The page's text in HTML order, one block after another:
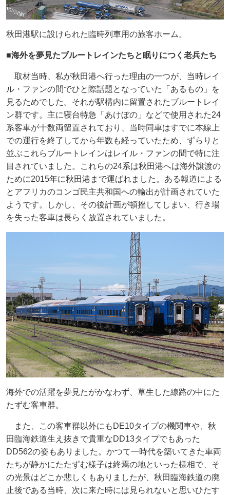
秋田港駅に設けられた臨時列車用の旅客ホーム。
■海外を夢見たブルートレインたちと眠りにつく老兵たち
取材当時、私が秋田港へ行った理由の一つが、当時レイ
ル・ファンの間でひと際話題となっていた「あるもの」を
見るためでした。それが駅構内に留置されたブルートレイ
ン群です。主に寝台特急「あけぼの」などで使用された24
系客車が十数両留置されており、当時同車はすでに本線上
での運行を終了してから年数も経っていたため、ずらりと
並ぶこれらブルートレインはレイル・ファンの間で特に注
目されていました。これらの24系は秋田港へは海外譲渡の
ために2015年に秋田港まで運ばれました。ある報道による
とアフリカのコンゴ民主共和国への輸出が計画されていた
ようです。しかし、その後計画が頓挫してしまい、行き場
を失った客車は長らく放置されていました。
海外での活躍を夢見たがかなわず、草生した線路の中にた
たずむ客車群。
また、この客車群以外にもDE10タイプの機関車や、秋
田臨海鉄道生え抜きで貴重なDD13タイプでもあった
DD562の姿もありました。かつて一時代を築いてきた車両
たちが静かにたたずむ様子は終焉の地といった様相で、そ
の光景はどこか悲しくもありましたが、秋田臨海鉄道の廃
止後である当時、次に来た時には見られないと思いひたす